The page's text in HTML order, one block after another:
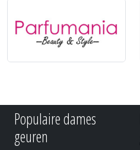
Populaire dames
geuren